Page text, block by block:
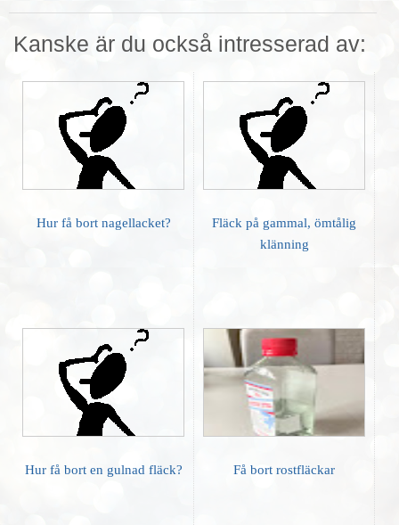
Kanske är du också intresserad av:
Hur få bort nagellacket?
Fläck på gammal, ömtålig
klänning
Hur få bort en gulnad fläck? Få bort rostfläckar